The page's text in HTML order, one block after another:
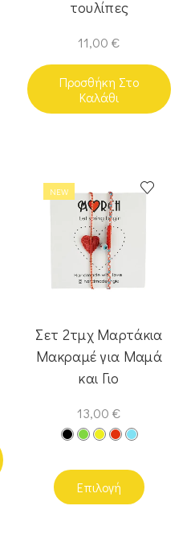
τουλίπες
11,00 €
Προσθήκη Στο
Καλάθι
NEW
Σετ 2τμχ Μαρτάκια
Μακραμέ για Μαμά
και Γιο
13,00 €
Επιλογή